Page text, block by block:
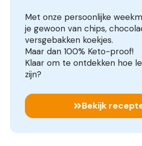
Met onze persoonlijke
je gewoon van chips,
versgebakken koekjes.
Maar dan 100% Keto-proof!
Klaar om te ontdekken hoe
zijn?
Bekijk